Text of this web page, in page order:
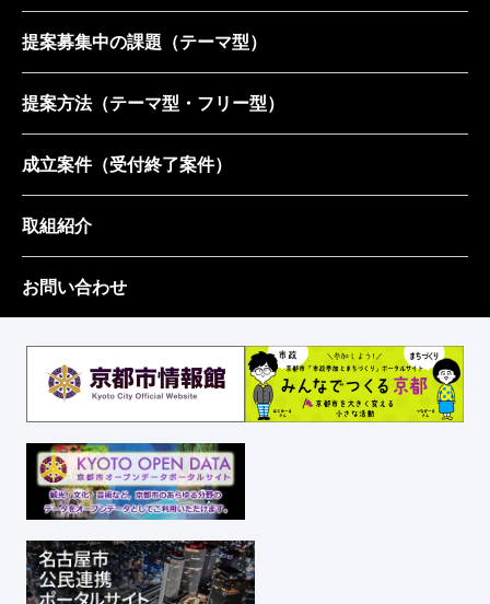
提案募集中の課題 （テーマ型）
提案方法（テーマ型・フリー型）
成立案件（受付終了案件）
取組紹介
お問い合わせ